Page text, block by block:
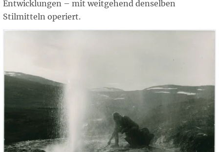
Entwicklungen – mit weitgehend denselben
Stilmitteln operiert.